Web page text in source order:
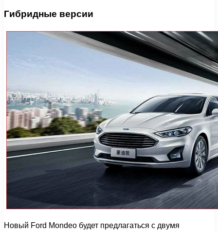
Гибридные версии
Новый Ford Mondeo будет предлагаться с двумя